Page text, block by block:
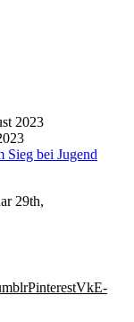
2023
Sieg bei Jugend
29th,
PinterestVkE-